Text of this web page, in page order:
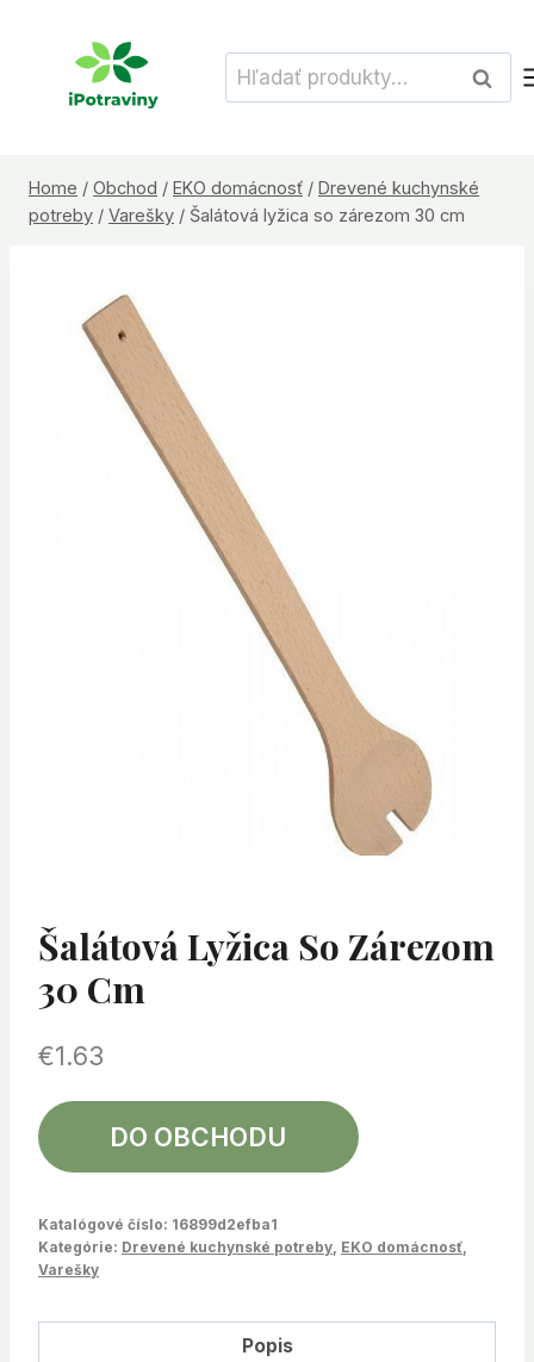
Hľadať:
Home / Obchod / EKO domácnosť / Drevené kuchynské
potreby / Varešky / Šalátová lyžica so zárezom 30 cm
Šalátová Lyžica So Zárezom
30 Cm
€1.63
DO OBCHODU
Katalógové číslo: 16899d2efba1
Kategórie: Drevené kuchynské potreby, EKO domácnosť,
Varešky
Popis